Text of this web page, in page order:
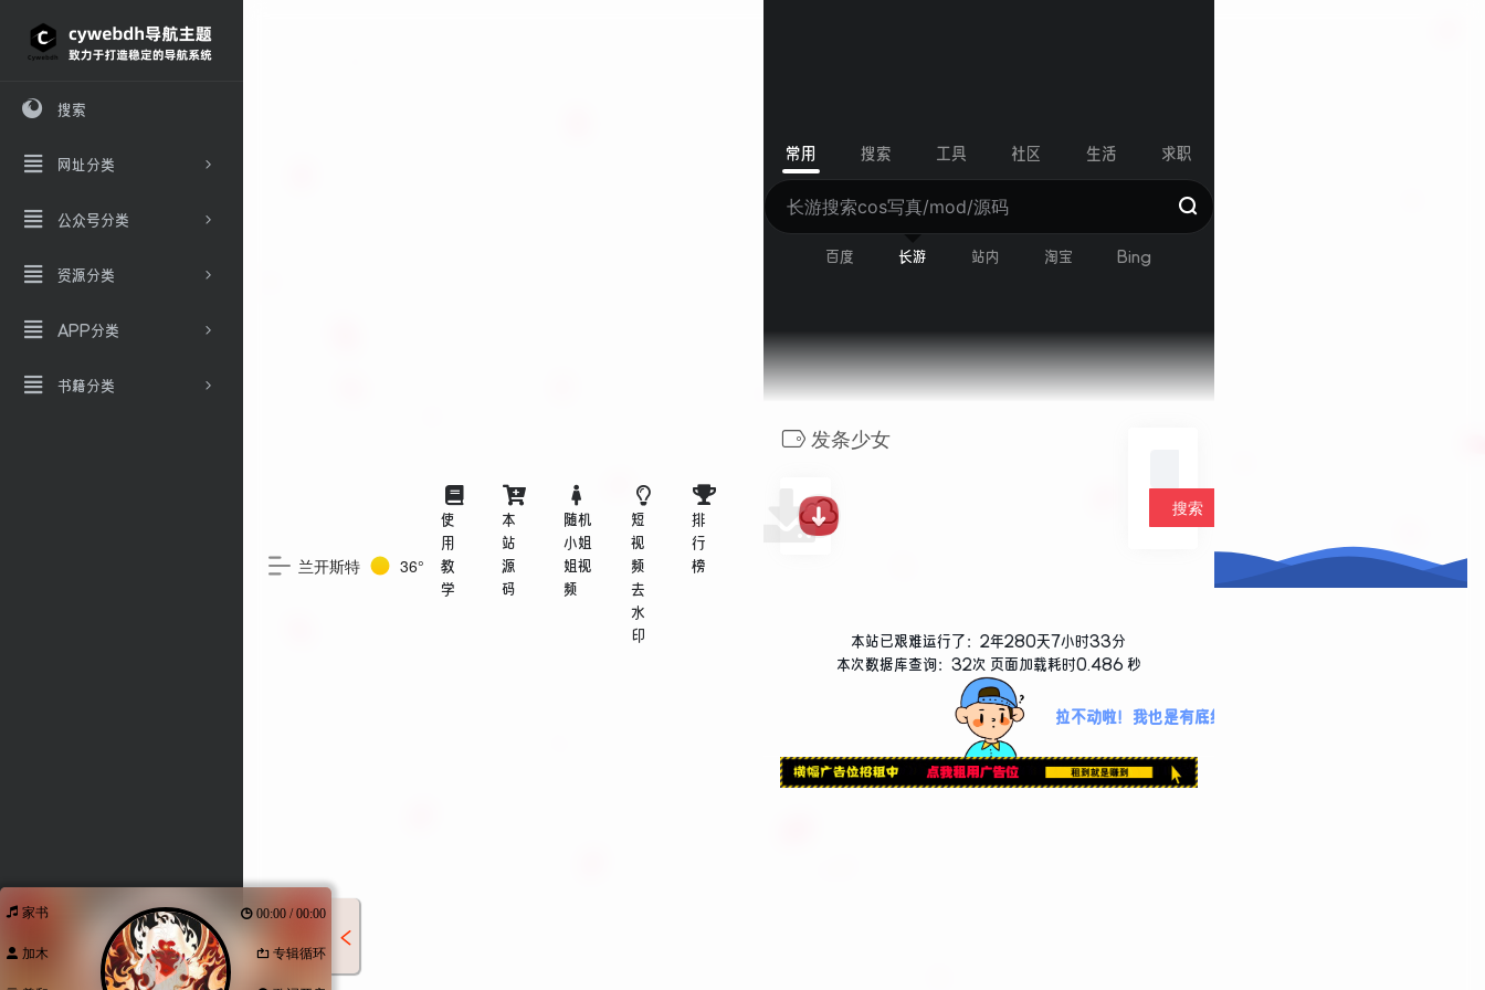
搜索
网址分类
公众号分类
资源分类
APP分类
书籍分类
兰开斯特 36°
使
用
教
学
本
站
源
码
随机
小姐
姐视
频
短
视
频
去
水
印
排
行
榜
常用 搜索 工具 社区 生活 求职
百度 长游 站内 淘宝 Bing
发条少女
本站已艰难运行了：2年280天7小时33分
本次数据库查询：32次 页面加载耗时0.486 秒
拉不动啦！我也是有底线哒~
家书 00:00 / 00:00
加木 专辑循环